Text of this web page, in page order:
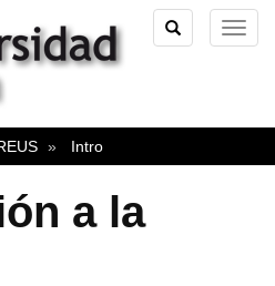
TOGGLE
SEARCH
Intro
a la